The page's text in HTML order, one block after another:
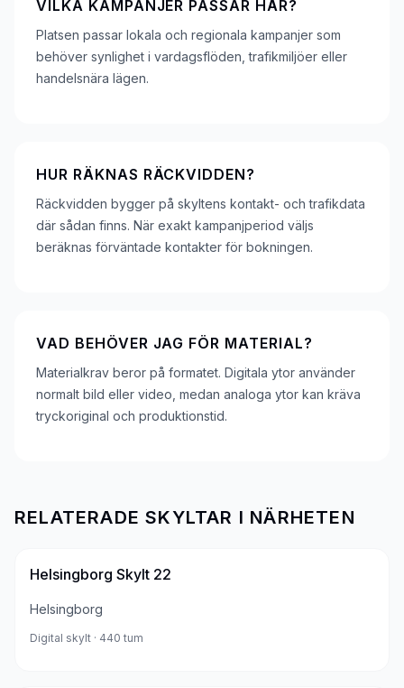
VILKA KAMPANJER PASSAR HÄR?
Platsen passar lokala och regionala kampanjer som
behöver synlighet i vardagsflöden, trafikmiljöer eller
handelsnära lägen.
HUR RÄKNAS RÄCKVIDDEN?
Räckvidden bygger på skyltens kontakt- och trafikdata
där sådan finns. När exakt kampanjperiod väljs
beräknas förväntade kontakter för bokningen.
VAD BEHÖVER JAG FÖR MATERIAL?
Materialkrav beror på formatet. Digitala ytor använder
normalt bild eller video, medan analoga ytor kan kräva
tryckoriginal och produktionstid.
RELATERADE SKYLTAR I NÄRHETEN
Helsingborg Skylt 22
Helsingborg
Digital skylt · 440 tum